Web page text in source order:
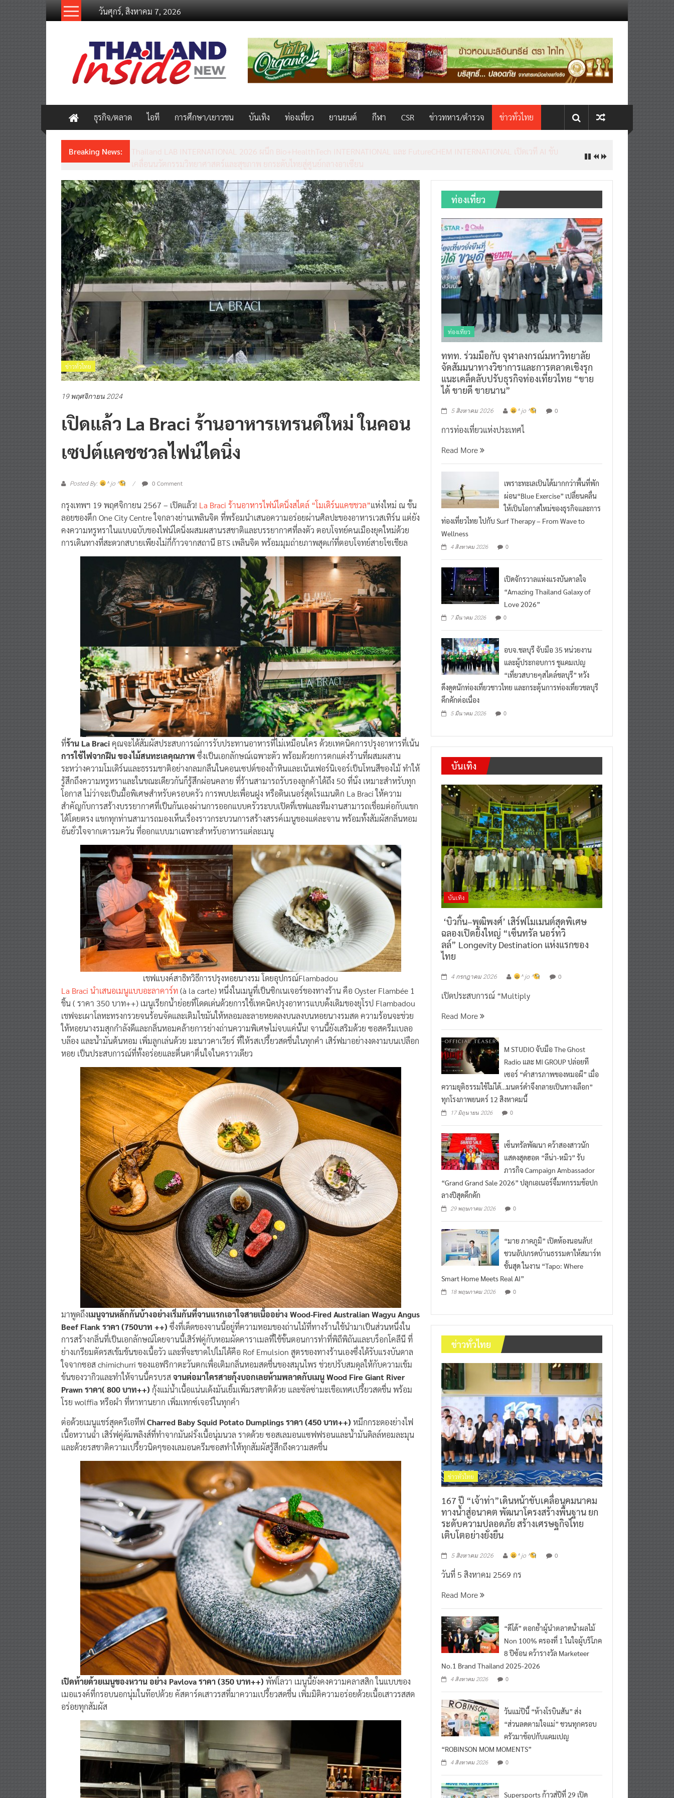
วันศุกร์, สิงหาคม 7, 2026
thailandinsidenew.com
Thailand
Inside
New
ธุรกิจ/ตลาด ไอที การศึกษา/เยาวชน บันเทิง ท่องเที่ยว ยานยนต์ กีฬา CSR ข่าวทหาร/ตำรวจ ข่าวทั่วไทย
Breaking News:
Thailand LAB INTERNATIONAL 2026 ผนึก Bio+HealthTech INTERNATIONAL และ FutureCHEM INTERNATIONAL เปิดเวที AI ขับ
เคลื่อนนวัตกรรมวิทยาศาสตร์และสุขภาพ ยกระดับไทยสู่ศูนย์กลางอาเซียน
ข่าวทั่วไทย
19 พฤศจิกายน 2024
เปิดแล้ว La Braci ร้านอาหารเทรนด์ใหม่ ในคอน
เซปต์แคชชวลไฟน์ไดนิ่ง
Posted By: ^ jo ^ 0 Comment
กรุงเทพฯ 19 พฤศจิกายน 2567 – เปิดแล้ว! La Braci ร้านอาหารไฟน์ไดนิ่งสไตล์ “โมเดิร์นแคชชวล”แห่งใหม่ ณ ชั้น
ลอยของตึก One City Centre ใจกลางย่านเพลินจิต ที่พร้อมนำเสนอความอร่อยผ่านศิลปะของอาหารเวสเทิร์น แต่ยัง
คงความหรูหราในแบบฉบับของไฟน์ไดนิ่งผสมผสานรสชาติและบรรยากาศที่ลงตัว ตอบโจทย์คนเมืองยุคใหม่ด้วย
การเดินทางที่สะดวกสบายเพียงไม่กี่ก้าวจากสถานี BTS เพลินจิต พร้อมมุมถ่ายภาพสุดเก๋ที่ตอบโจทย์สายโซเชียล
ที่ร้าน La Braciคุณจะได้สัมผัสประสบการณ์การรับประทานอาหารที่ไม่เหมือนใคร ด้วยเทคนิคการปรุงอาหารที่เน้น
การใช้ไฟจากฝืน ของไม้สนทะเลคุณภาพ ซึ่งเป็นเอกลักษณ์เฉพาะตัว พร้อมด้วยการตกแต่งร้านที่ผสมผสาน
ระหว่างความโมเดิร์นและธรรมชาติอย่างกลมกลืนในคอนเซปต์ของถ้ำหินและเน้นเฟอร์นิเจอร์เป็นโทนสีของไม้ ทำให้
รู้สึกถึงความหรูหราและในขณะเดียวกันก็รู้สึกผ่อนคลาย ที่ร้านสามารถรับรองลูกค้าได้ถึง 50 ที่นั่ง เหมาะสำหรับทุก
โอกาส ไม่ว่าจะเป็นมื้อพิเศษสำหรับครอบครัว การพบปะเพื่อนฝูง หรือดินเนอร์สุดโรแมนติก La Braci ให้ความ
สำคัญกับการสร้างบรรยากาศที่เป็นกันเองผ่านการออกแบบครัวระบบเปิดที่เชฟและทีมงานสามารถเชื่อมต่อกับแขก
ได้โดยตรง แขกทุกท่านสามารถมองเห็นเรื่องราวกระบวนการสร้างสรรค์เมนูของแต่ละจาน พร้อมทั้งสัมผัสกลิ่นหอม
อันยั่วใจจากเตารมควัน ที่ออกแบบมาเฉพาะสำหรับอาหารแต่ละเมนู
เชฟแบงค์สาธิทวิธีการปรุงหอยนางรม โดยอุปกรณ์Flambadou
La Braci นำเสนอเมนูแบบอะลาคาร์ท(à la carte) หนึ่งในเมนูที่เป็นซิกเนเจอร์ของทางร้าน คือ Oyster Flambée 1
ชิ้น ( ราคา 350 บาท++) เมนูเรียกน้ำย่อยที่โดดเด่นด้วยการใช้เทคนิคปรุงอาหารแบบดั้งเดิมของยุโรป Flambadou
เชฟจะเผาโลหะทรงกรวยจนร้อนจัดและเติมไขมันให้หลอมละลายหยดลงบนลงบนหอยนางรมสด ความร้อนจะช่วย
ให้หอยนางรมสุกกำลังดีและกลิ่นหอมคล้ายการย่างถ่านความพิเศษไม่จบแค่นั้น! จานนี้ยังเสริมด้วย ซอสครีมเบลอ
บล๊อง และน้ำมันต้นหอม เพิ่มลูกเล่นด้วย มะนาวคาเวียร์ ที่ให้รสเปรี้ยวสดชื่นในทุกคำ เสิร์ฟมาอย่างงดงามบนเปลือก
หอย เป็นประสบการณ์ที่ทั้งอร่อยและตื่นตาตื่นใจในคราวเดียว
มาพูดถึงเมนูจานหลักกันบ้างอย่างเริ่มกันที่จานแรกเอาใจสายเนื้ออย่าง Wood-Fired Australian Wagyu Angus
Beef Flank ราคา (750บาท ++) ซึ่งที่เด็ดของจานนี้อยู่ที่ความหอมของถ่านไม้ที่ทางร้านใช้นำมาเป็นส่วนหนึ่งใน
การสร้างกลิ่นที่เป็นเอกลักษณ์โดยจานนี้เสิร์ฟคู่กับหอมผัดคาราเมลที่ใช้ขั้นตอนการทำที่พิถีพิถันและบร็อกโคลีนี ที่
ย่างเกรียมตัดรสเข้มข้นของเนื้อวัว และที่จะขาดไปไม่ได้คือ Rof Emulsion สูตรของทางร้านเองซึ่งได้รับแรงบันดาล
ใจจากซอส chimichurri ของแอฟริกาตะวันตกเพื่อเติมกลิ่นหอมสดชื่นของสมุนไพร ช่วยปรับสมดุลให้กับความเข้ม
ข้นของวากิวและทำให้จานนี้ครบรสจานต่อมาใครสายกุ้งบอกเลยห้ามพลาดกับเมนู Wood Fire Giant River
Prawn ราคา( 800 บาท++) กุ้งแม่น้ำเนื้อแน่นเด้งมันเยิ้มเพิ่มรสชาติด้วย และซัลซ่ามะเขือเทศเปรี้ยวสดชื่น พร้อม
โรย wolffia หรือผำ ที่หาทานยาก เพิ่มเทกซ์เจอร์ในทุกคำ
ต่อด้วยเมนูแชร์สุดครีเอทีฟ Charred Baby Squid Potato Dumplings ราคา (450 บาท++) หมึกกระดองย่างไฟ
เนื้อหวานฉ่ำ เสิร์ฟคู่ดัมพลิงส์ที่ทำจากมันฝรั่งเนื้อนุ่มนวล ราดด้วย ซอสเลมอนแซฟฟรอนและน้ำมันดิลล์หอมละมุน
และด้วยรสชาติความเปรี้ยวนิดๆของเลมอนครีมซอสทำให้ทุกสัมผัสรู้สึกถึงความสดชื่น
เปิดท้ายด้วยเมนูของหวาน อย่าง Pavlova ราคา (350 บาท++) พัฟโลวา เมนูนี้ยังคงความคลาสสิก ในแบบของ
เมอแรงค์ที่กรอบนอกนุ่มในท๊อปด้วย คัสตาร์ดเสาวรสที่มาความเปรี้ยวสดชื่น เพิ่มมิติความอร่อยด้วยเนื้อเสาวรสสด
อร่อยทุกสัมผัส
ท่องเที่ยว
ท่องเที่ยว
ททท. ร่วมมือกับ จุฬาลงกรณ์มหาวิทยาลัย
จัดสัมมนาทางวิชาการและการตลาดเชิงรุก
แนะเคล็ดลับปรับธุรกิจท่องเที่ยวไทย “ขาย
ได้ ขายดี ขายนาน”
5 สิงหาคม 2026 ^ jo ^ 0
การท่องเที่ยวแห่งประเทศไ
Read More
เพราะทะเลเป็นได้มากกว่าพื้นที่พัก
ผ่อน“Blue Exercise” เปลี่ยนคลื่น
ให้เป็นโอกาสใหม่ของธุรกิจและการ
ท่องเที่ยวไทย ไปกับ Surf Therapy – From Wave to
Wellness
4 สิงหาคม 2026 0
เปิดจักรวาลแห่งแรงบันดาลใจ
“Amazing Thailand Galaxy of
Love 2026”
7 มีนาคม 2026 0
อบจ.ชลบุรี จับมือ 35 หน่วยงาน
และผู้ประกอบการ ชูแคมเปญ
“เที่ยวสบายๆสไตล์ชลบุรี” หวัง
ดึงดูดนักท่องเที่ยวชาวไทย และกระตุ้นการท่องเที่ยวชลบุรี
คึกคักต่อเนื่อง
5 มีนาคม 2026 0
บันเทิง
บันเทิง
‘บิวกิ้น–พุฒิพงศ์’ เสิร์ฟโมเมนต์สุดพิเศษ
ฉลองเปิดยิ่งใหญ่ “เซ็นทรัล นอร์ทวิ
ลล์” Longevity Destination แห่งแรกของ
ไทย
4 กรกฎาคม 2026 ^ jo ^ 0
เปิดประสบการณ์ “Multiply
Read More
M STUDIO จับมือ The Ghost
Radio และ MI GROUP ปล่อยที
เซอร์ “คำสารภาพของหมอผี” เมื่อ
ความยุติธรรมใช้ไม่ได้…มนตร์ดำจึงกลายเป็นทางเลือก”
ทุกโรงภาพยนตร์ 12 สิงหาคมนี้
17 มิถุนายน 2026 0
เซ็นทรัลพัฒนา คว้าสองสาวนัก
แสดงสุดฮอต “ลีน่า-หมิว” รับ
ภารกิจ Campaign Ambassador
“Grand Grand Sale 2026” ปลุกเอเนอร์จี้มหกรรมช้อปก
ลางปีสุดคึกคัก
29 พฤษภาคม 2026 0
“มาย ภาคภูมิ” เปิดห้องนอนลับ!
ชวนอัปเกรดบ้านธรรมดาให้สมาร์ท
ขั้นสุด ในงาน “Tapo: Where
Smart Home Meets Real AI”
18 พฤษภาคม 2026 0
ข่าวทั่วไทย
ข่าวทั่วไทย
167 ปี “เจ้าท่า”เดินหน้าขับเคลื่อนคมนาคม
ทางน้ำสู่อนาคต พัฒนาโครงสร้างพื้นฐาน ยก
ระดับความปลอดภัย สร้างเศรษฐกิจไทย
เติบโตอย่างยั่งยืน
5 สิงหาคม 2026 ^ jo ^ 0
วันที่ 5 สิงหาคม 2569 กร
Read More
“ดีโด้” ตอกย้ำผู้นำตลาดน้ำผลไม้
Non 100% ครองที่ 1 ในใจผู้บริโภค
8 ปีซ้อน คว้ารางวัล Marketeer
No.1 Brand Thailand 2025-2026
4 สิงหาคม 2026 0
วันแม่ปีนี้ “ห้างโรบินสัน” ส่ง
“ส่วนลดตามใจแม่” ชวนทุกครอบ
ครัวมาช้อปกับแคมเปญ
“ROBINSON MOM MOMENTS”
4 สิงหาคม 2026 0
Supersports ก้าวสู่ปีที่ 29 เปิด